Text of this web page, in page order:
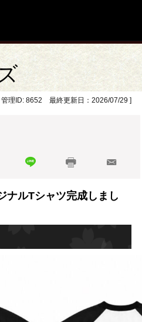
管理ID: 8652 最終更新日：2026/07/29 ]
ナルTシャツ完成しまし